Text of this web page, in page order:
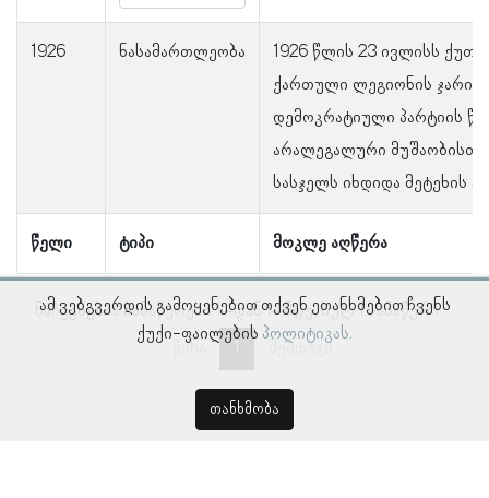
წელი ტიპი მოკლე აღწერა
1926 ნასამართლეობა
1926 წლის 23 ივლისს
ქართული ლეგიონის
დემოკრატიული პარტიის
არალეგალური
სასჯელს იხდიდა მეტეხის
ნაჩვენებია ჩანაწერები 1–დან 1–მდე, სულ 1 ჩანაწერი
წინა
შემდეგი
ამ ვებგვერდის გამოყენებით თქვენ ეთანხმებით ჩვენს
ქუქი-ფაილების პოლიტიკას.
თანხმობა